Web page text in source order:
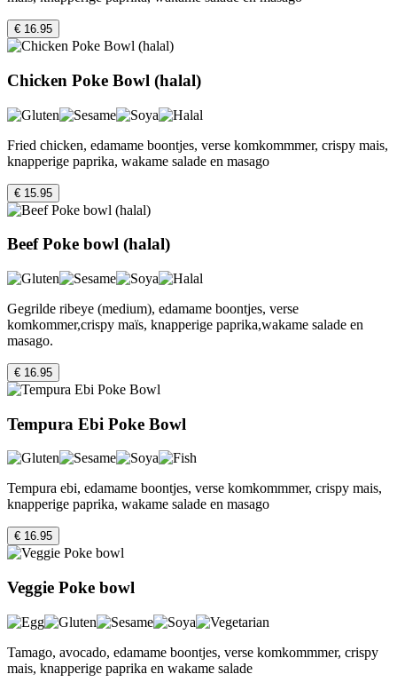
€ 16.95
Chicken Poke Bowl (halal)
Fried chicken, edamame boontjes, verse komkommmer, crispy mais,
knapperige paprika, wakame salade en masago
€ 15.95
Beef Poke bowl (halal)
Gegrilde ribeye (medium), edamame boontjes, verse
komkommer,crispy maïs, knapperige paprika,wakame salade en
masago.
€ 16.95
Tempura Ebi Poke Bowl
Tempura ebi, edamame boontjes, verse komkommmer, crispy mais,
knapperige paprika, wakame salade en masago
€ 16.95
Veggie Poke bowl
Tamago, avocado, edamame boontjes, verse komkommmer, crispy
mais, knapperige paprika en wakame salade